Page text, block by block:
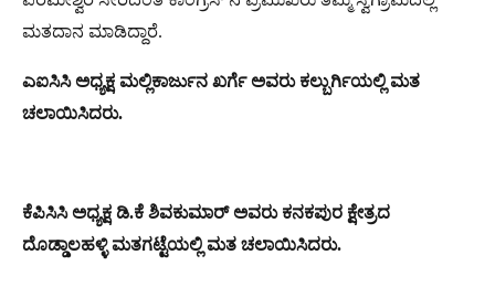
ಮತದಾನ ಮಾಡಿದ್ದಾರೆ.
ಎಐಸಿಸಿ ಅಧ್ಯಕ್ಷ ಮಲ್ಲಿಕಾರ್ಜುನ ಖರ್ಗೆ ಅವರು ಕಲ್ಬುರ್ಗಿಯಲ್ಲಿ ಮತ
ಚಲಾಯಿಸಿದರು.
ಕೆಪಿಸಿಸಿ ಅಧ್ಯಕ್ಷ ಡಿ.ಕೆ ಶಿವಕುಮಾರ್ ಅವರು ಕನಕಪುರ ಕ್ಷೇತ್ರದ
ದೊಡ್ಡಾಲಹಳ್ಳಿ ಮತಗಟ್ಟೆಯಲ್ಲಿ ಮತ ಚಲಾಯಿಸಿದರು.